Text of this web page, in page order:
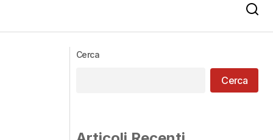
Cerca
Cerca